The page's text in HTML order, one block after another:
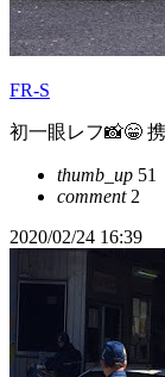
FR-S
初一眼レフ📸😁
thumb_up 51
comment2
2020/02/24 16:39